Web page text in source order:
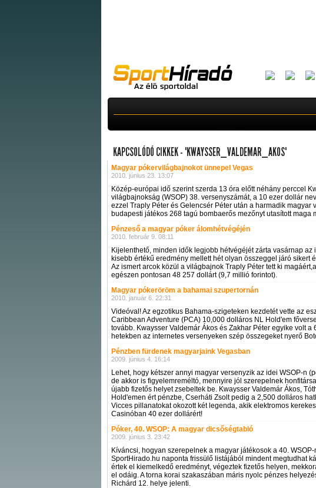
KAPCSOLÓDÓ CIKKEK - "KWAYSSER_VALDEMAR_AKOS"
Magyar pókervilágbajnokot ünnepel Vegas
2010. június 23. 13:07
Közép-európai idő szerint szerda 13 óra előtt néhány perccel
világbajnokság (WSOP) 38. versenyszámát, a 10 ezer dollár
ezzel Traply Péter és Gelencsér Péter után a harmadik magyar
budapesti játékos 268 tagú bombaerős mezőnyt utasított
Pénzeső a magyar póker álomhétvégéjén
2010. február 9. 08:11
Kijelenthető, minden idők legjobb hétvégéjét zárta vasárnap
kisebb értékű eredmény mellett hét olyan összeggel járó sikert
Az ismert arcok közül a világbajnok Traply Péter tett ki
egészen pontosan 48 257 dollárt (9,7 millió forintot).
Magyar pókeröröm a bahamai szupertornán
2010. január 6. 22:31
Videóval! Az egzotikus Bahama-szigeteken kezdetét vette az
Caribbean Adventure (PCA) 10,000 dolláros NL Hold'em
tovább. Kwaysser Valdemár Ákos és Zakhar Péter egyike volt
hetekben az internetes versenyeken szép összegeket nyerő
Pénzben fürdenek magyarjaink Vegasban
2009. június 4. 16:14
Lehet, hogy kétszer annyi magyar versenyzik az idei WSOP-n
de akkor is figyelemreméltó, mennyire jól szerepelnek
újabb fizetős helyet zsebeltek be. Kwaysser Valdemár Ákos,
Hold'emen ért pénzbe, Cserháti Zsolt pedig a 2,500 dolláros
Vicces pillanatokat okozott két legenda, akik elektromos
Casinóban 40 ezer dollárért!
Póker, 40. WSOP: A magyar dicsőségtabló
2009. június 3. 23:42
Kíváncsi, hogyan szerepelnek a magyar játékosok a 40.
SportHirado.hu naponta frissülő listájából mindent megtudhat
értek el kiemelkedő eredményt, végeztek fizetős helyen,
el odáig. A torna korai szakaszában máris nyolc pénzes
Richárd 12. helye jelenti.